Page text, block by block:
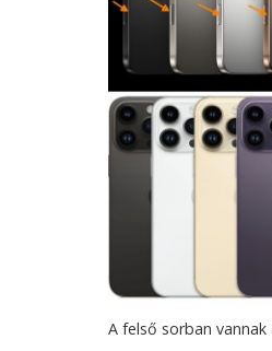
A felső sorban vannak